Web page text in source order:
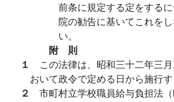
前条に規定する定をする
院の勧告に基いてこれを
い。
附 則
１ この法律は、昭和三十二年三
おいて政令で定める日から施行す
２ 市町村立学校職員給与負担法